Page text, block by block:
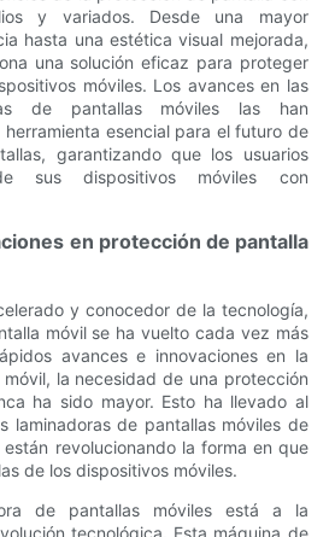
y variados. Desde una mayor
hasta una estética visual mejorada,
una solución eficaz para proteger
móviles. Los avances en las
de pantallas móviles las han
esencial para el futuro de
garantizando que los usuarios
sus dispositivos móviles con
en protección de pantalla
y conocedor de la tecnología,
móvil se ha vuelto cada vez más
avances e innovaciones en la
la necesidad de una protección
ha sido mayor. Esto ha llevado al
laminadoras de pantallas móviles de
revolucionando la forma en que
de los dispositivos móviles.
de pantallas móviles está a la
tecnológica. Esta máquina de